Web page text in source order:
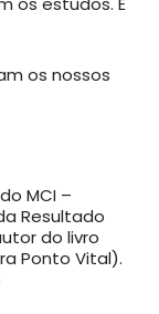
os nossos
MCI –
Resultado
do livro
Ponto Vital).